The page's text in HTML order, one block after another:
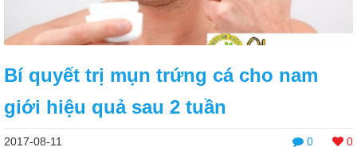
Bí quyết trị mụn trứng cá cho nam
giới hiệu quả sau 2 tuần
0 0
2017-08-11